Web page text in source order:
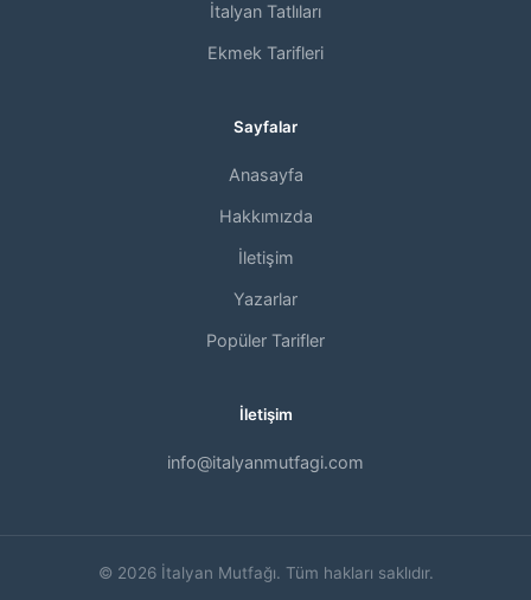
İtalyan Tatlıları
Ekmek Tarifleri
Sayfalar
Anasayfa
Hakkımızda
İletişim
Yazarlar
Popüler Tarifler
İletişim
info@italyanmutfagi.com
© 2026 İtalyan Mutfağı. Tüm hakları saklıdır.